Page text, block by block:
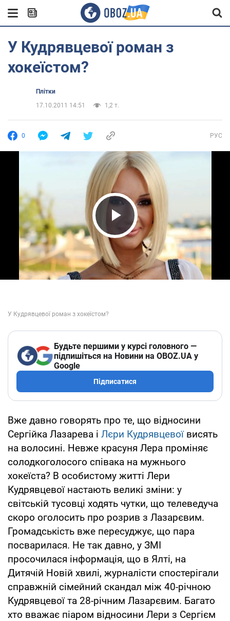
У Кудрявцевої роман з
хокеїстом?
Плітки
17.10.2011 14:51
1,2 т.
0 РУС
Play Video
Будьте першими у курсі головного —
підпишіться на Новини на OBOZ.UA у
Google
Підписатися
Вже давно говорять про те, що відносини
Сергійка Лазарева і Лєри Кудрявцевоївисять
на волосині. Невже красуня Лера проміняє
солодкоголосого співака на мужнього
хокеїста? В особистому житті Лери
Кудрявцевої настають великі зміни: у
світській тусовці ходять чутки, що телеведуча
скоро оголосить про розрив з Лазарєвим.
Громадськість вже пересуджує, що пара
посварилася. Не так давно, у ЗМІ
просочилася інформація, що в Ялті, на
Дитячій Новій хвилі, журналісти спостерігали
справжній сімейний скандал між 40-річною
Кудрявцевої та 28-річним Лазарєвим. Багато
хто вважає піаром відносини Лери з Сергієм